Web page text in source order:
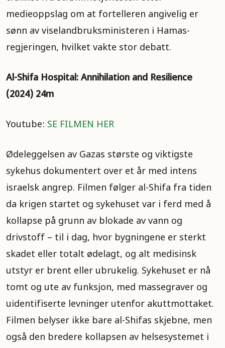
medieoppslag om at fortelleren angivelig er
sønn av viselandbruksministeren i Hamas-
regjeringen, hvilket vakte stor debatt.
Al-Shifa Hospital: Annihilation and Resilience
(2024) 24m
Youtube: SE FILMEN HER
Ødeleggelsen av Gazas største og viktigste
sykehus dokumentert over et år med intens
israelsk angrep. Filmen følger al-Shifa fra tiden
da krigen startet og sykehuset var i ferd med å
kollapse på grunn av blokade av vann og
drivstoff – til i dag, hvor bygningene er sterkt
skadet eller totalt ødelagt, og alt medisinsk
utstyr er brent eller ubrukelig. Sykehuset er nå
tomt og ute av funksjon, med massegraver og
uidentifiserte levninger utenfor akuttmottaket.
Filmen belyser ikke bare al-Shifas skjebne, men
også den bredere kollapsen av helsesystemet i